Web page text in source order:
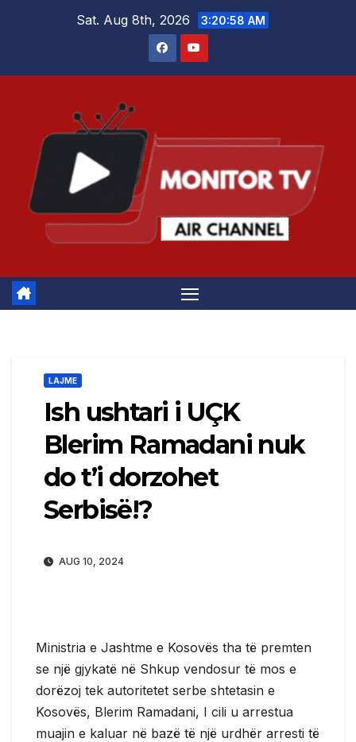
Sat. Aug 8th, 2026 3:20:58 AM
LAJME
Ish ushtari i UÇK
Blerim Ramadani nuk
do t’i dorzohet
Serbisë!?
AUG 10, 2024
Ministria e Jashtme e Kosovës tha të premten
se një gjykatë në Shkup vendosur të mos e
dorëzoj tek autoritetet serbe shtetasin e
Kosovës, Blerim Ramadani, I cili u arrestua
muajin e kaluar në bazë të një urdhër arresti të